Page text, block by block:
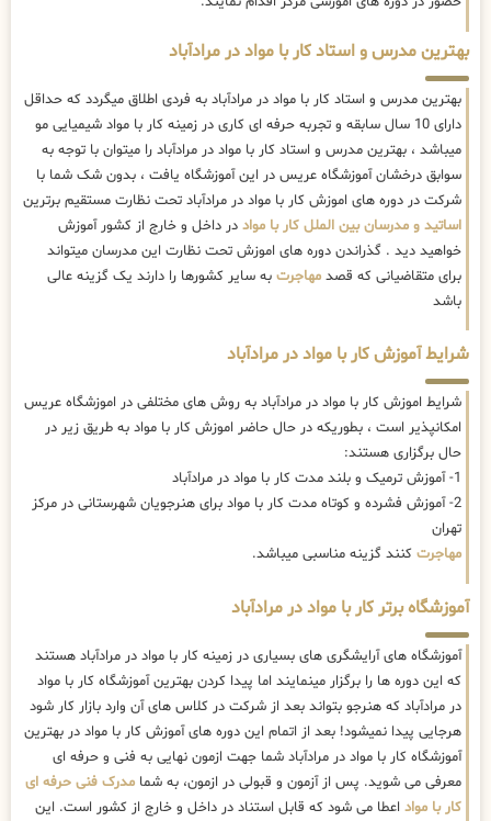
بهترین مدرس و استاد کار با مواد در مرادآباد
بهترین مدرس و استاد کار با مواد در مرادآباد به فردی اطلاق میگردد که حداقل
دارای 10 سال سابقه و تجربه حرفه ای کاری در زمینه کار با مواد شیمیایی مو
میباشد ، بهترین مدرس و استاد کار با مواد در مرادآباد را میتوان با توجه به
سوابق درخشان آموزشگاه عریس در این آموزشگاه یافت ، بدون شک شما با
شرکت در دوره های اموزش کار با مواد در مرادآباد تحت نظارت مستقیم برترین
اساتید و مدرسان بین الملل کار با مواد در داخل و خارج از کشور آموزش
خواهید دید . گذراندن دوره های اموزش تحت نظارت این مدرسان میتواند
برای متقاضیانی که قصد مهاجرت به سایر کشورها را دارند یک گزینه عالی
باشد
شرایط آموزش کار با مواد در مرادآباد
شرایط اموزش کار با مواد در مرادآباد به روش های مختلفی در اموزشگاه عریس
امکانپذیر است ، بطوریکه در حال حاضر اموزش کار با مواد به طریق زیر در
حال برگزاری هستند:
1- آموزش ترمیک و بلند مدت کار با مواد در مرادآباد
2- آموزش فشرده و کوتاه مدت کار با مواد برای هنرجویان شهرستانی در مرکز
تهران
مهاجرت کنند گزینه مناسبی میباشد.
آموزشگاه برتر کار با مواد در مرادآباد
آموزشگاه های آرایشگری های بسیاری در زمینه کار با مواد در مرادآباد هستند
که این دوره ها را برگزار مینمایند اما پیدا کردن بهترین آموزشگاه کار با مواد
در مرادآباد که هنرجو بتواند بعد از شرکت در کلاس های آن وارد بازار کار شود
هرجایی پیدا نمیشود! بعد از اتمام این دوره های آموزش کار با مواد در بهترین
آموزشگاه کار با مواد در مرادآباد شما جهت ازمون نهایی به فنی و حرفه ای
معرفی می شوید. پس از آزمون و قبولی در ازمون، به شما مدرک فنی حرفه ای
کار با مواد اعطا می شود که قابل استناد در داخل و خارج از کشور است. این